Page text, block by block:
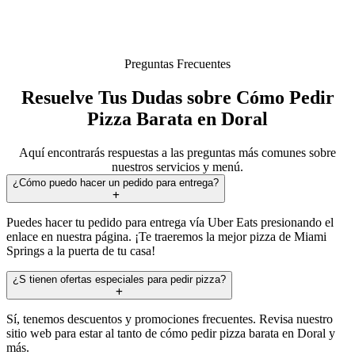
Preguntas Frecuentes
Resuelve Tus Dudas sobre Cómo Pedir
Pizza Barata en Doral
Aquí encontrarás respuestas a las preguntas más comunes sobre
nuestros servicios y menú.
¿Cómo puedo hacer un pedido para entrega?
Puedes hacer tu pedido para entrega vía Uber Eats presionando el
enlace en nuestra página. ¡Te traeremos la mejor pizza de Miami
Springs a la puerta de tu casa!
¿S tienen ofertas especiales para pedir pizza?
Sí, tenemos descuentos y promociones frecuentes. Revisa nuestro
sitio web para estar al tanto de cómo pedir pizza barata en Doral y
más.